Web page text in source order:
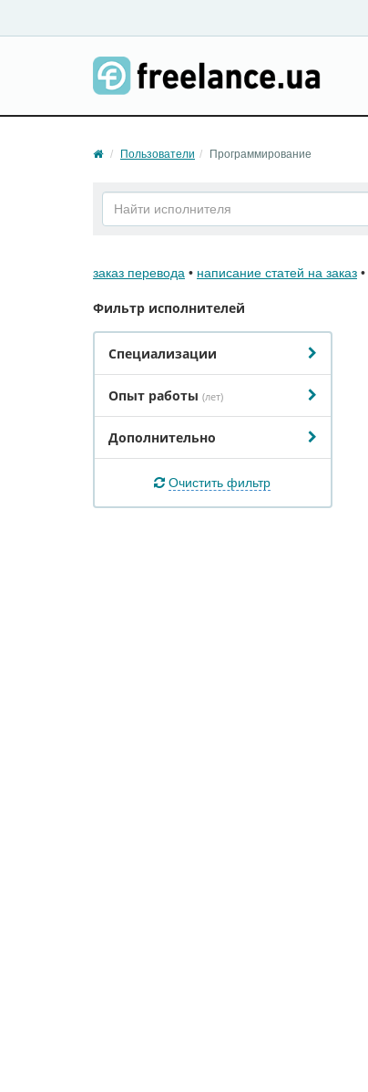
Пользователи Программирование
заказ перевода • написание статей на заказ •
Фильтр исполнителей
Специализации
Опыт работы (лет)
Дополнительно
Очистить фильтр